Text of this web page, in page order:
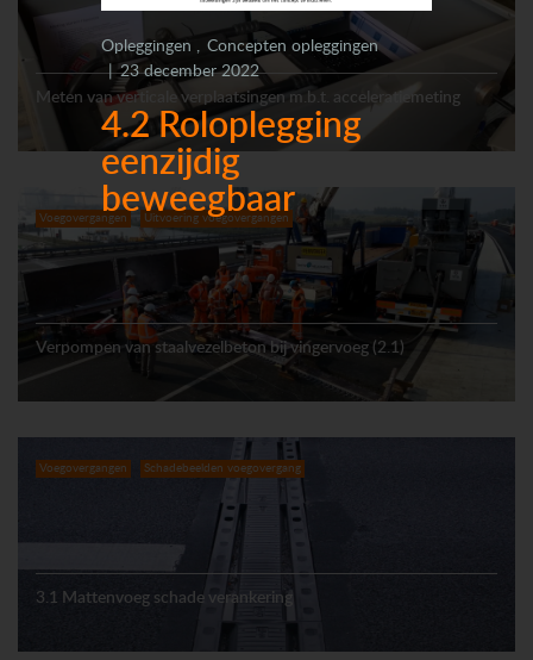
Meten van verticale verplaatsingen m.b.t. acceleratiemeting
Voegovergangen Uitvoering voegovergangen
Verpompen van staalvezelbeton bij vingervoeg (2.1)
Voegovergangen Schadebeelden voegovergang
3.1 Mattenvoeg schade verankering
Opleggingen
Concepten opleggingen
23 december 2022
4.2 Roloplegging
eenzijdig
beweegbaar